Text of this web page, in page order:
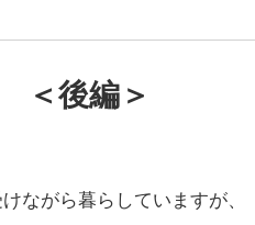
＜後編＞
ながら暮らしていますが、